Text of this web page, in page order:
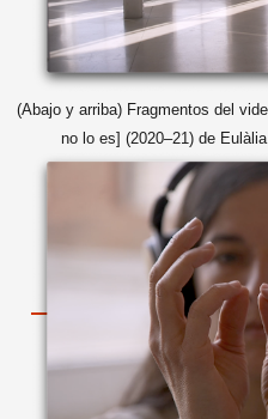
(Abajo y arriba) Fragmentos del
no lo es] (2020–21) de